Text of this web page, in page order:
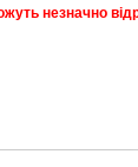
незначно